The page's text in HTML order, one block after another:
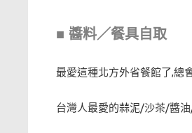
■ 醬料／餐具自取
最愛這種北方外省餐館了,總
台灣人最愛的蒜泥/沙茶/醬